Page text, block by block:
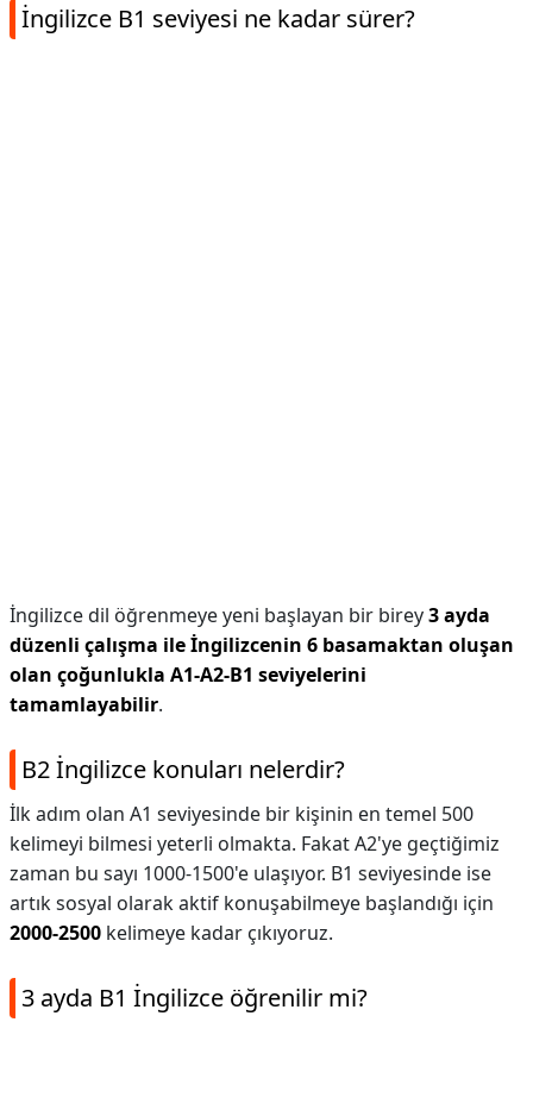
İngilizce B1 seviyesi ne kadar sürer?
İngilizce dil öğrenmeye yeni başlayan bir birey3 ayda
düzenli çalışma ile İngilizcenin 6 basamaktan oluşan
olan çoğunlukla A1-A2-B1 seviyelerini
tamamlayabilir.
B2 İngilizce konuları nelerdir?
İlk adım olan A1 seviyesinde bir kişinin en temel 500
kelimeyi bilmesi yeterli olmakta. Fakat A2'ye geçtiğimiz
zaman bu sayı 1000-1500'e ulaşıyor. B1 seviyesinde ise
artık sosyal olarak aktif konuşabilmeye başlandığı için
2000-2500 kelimeye kadar çıkıyoruz.
3 ayda B1 İngilizce öğrenilir mi?